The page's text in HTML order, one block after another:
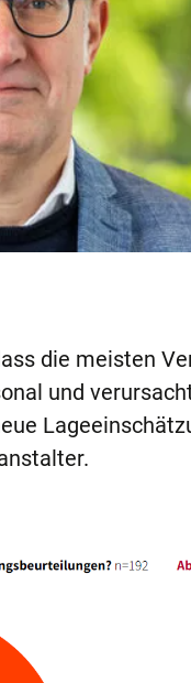
die meisten
und